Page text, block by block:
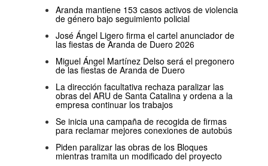
Aranda mantiene 153 casos activos de violencia
de género bajo seguimiento policial
José Ángel Ligero firma el cartel anunciador de
las fiestas de Aranda de Duero 2026
Miguel Ángel Martínez Delso será el pregonero
de las fiestas de Aranda de Duero
La dirección facultativa rechaza paralizar las
obras del ARU de Santa Catalina y ordena a la
empresa continuar los trabajos
Se inicia una campaña de recogida de firmas
para reclamar mejores conexiones de autobús
Piden paralizar las obras de los Bloques
mientras tramita un modificado del proyecto